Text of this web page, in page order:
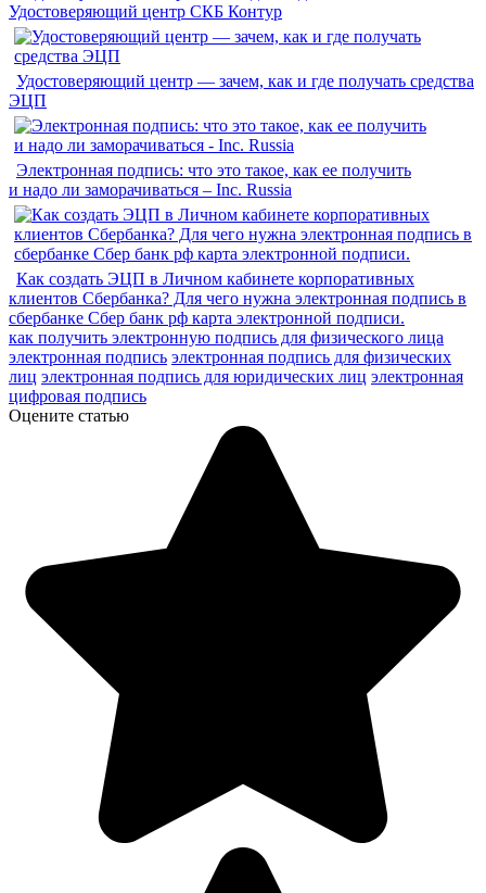
Удостоверяющий центр СКБ Контур
Удостоверяющий центр — зачем, как и где получать средства
ЭЦП
Электронная подпись: что это такое, как ее получить
и надо ли заморачиваться – Inc. Russia
Как создать ЭЦП в Личном кабинете корпоративных
клиентов Сбербанка? Для чего нужна электронная подпись в
сбербанке Сбер банк рф карта электронной подписи.
как получить электронную подпись для физического лица
электронная подпись электронная подпись для физических
лиц электронная подпись для юридических лиц электронная
цифровая подпись
Оцените статью